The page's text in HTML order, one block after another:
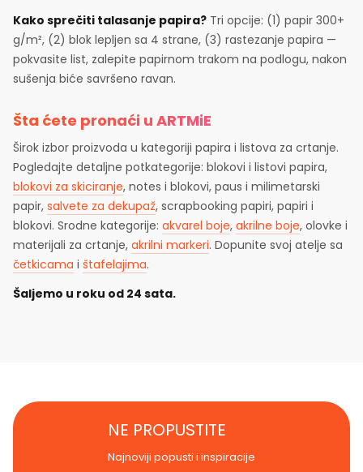
Kako sprečiti talasanje papira? Tri opcije: (1) papir 300+
g/m², (2) blok lepljen sa 4 strane, (3) rastezanje papira —
pokvasite list, zalepite papirnom trakom na podlogu, nakon
sušenja biće savršeno ravan.
Šta ćete pronaći u ARTMiE
Širok izbor proizvoda u kategoriji papira i listova za crtanje.
Pogledajte detaljne potkategorije: blokovi i listovi papira,
blokovi za skiciranje, notes i blokovi, paus i milimetarski
papir, salvete za dekupaž, scrapbooking papiri, papiri i
blokovi. Srodne kategorije: akvarel boje, akrilne boje, olovke i
materijali za crtanje, akrilni markeri. Dopunite svoj atelje sa
četkicama i štafelajima.
Šaljemo u roku od 24 sata.
NE PROPUSTITE
Najnoviji popusti i inspiracije